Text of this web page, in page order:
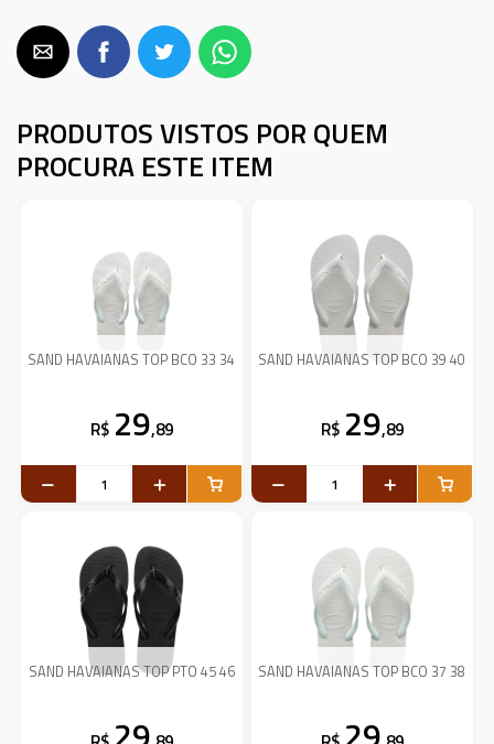
PRODUTOS VISTOS POR QUEM
PROCURA ESTE ITEM
SAND HAVAIANAS TOP BCO 33 34
R$ 29,89
SAND HAVAIANAS TOP BCO 39 40
R$ 29,89
SAND HAVAIANAS TOP PTO 45 46 SAND HAVAIANAS TOP BCO 37 38